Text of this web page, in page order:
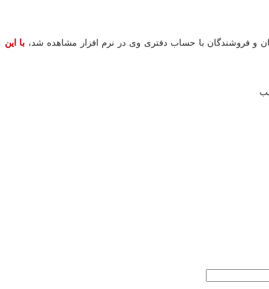
و فروشندگان با حساب دفتری وی در نرم افزار مشاهده شد، با این